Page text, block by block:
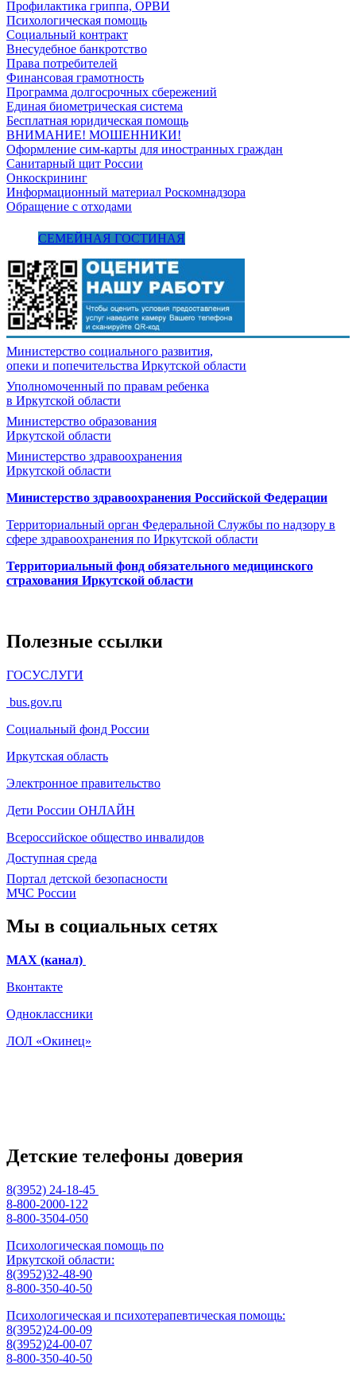
Профилактика гриппа, ОРВИ
Психологическая помощь
Социальный контракт
Внесудебное банкротство
Права потребителей
Финансовая грамотность
Программа долгосрочных сбережений
Единая биометрическая система
Бесплатная юридическая помощь
ВНИМАНИЕ! МОШЕННИКИ!
Оформление сим-карты для иностранных граждан
Санитарный щит России
Онкоскрининг
Информационный материал Роскомнадзора
Обращение с отходами
СЕМЕЙНАЯ ГОСТИНАЯ
Министерство социального развития,
опеки и попечительства Иркутской области
Уполномоченный по правам ребенка
в Иркутской области
Министерство образования
Иркутской области
Министерство здравоохранения
Иркутской области
Министерство здравоохранения Росcийской Федерации
Территориальный орган Федеральной Службы по надзору в
сфере здравоохранения по Иркутской области
Территориальный фонд обязательного медицинского
страхования Иркутской области
Полезные ссылки
ГОСУСЛУГИ
bus.gov.ru
Социальный фонд России
Иркутская область
Электронное правительство
Дети России ОНЛАЙН
Всероссийское общество инвалидов
Доступная среда
Портал детской безопасности
МЧС России
Мы в социальных сетях
МАХ (канал)
Вконтакте
Одноклассники
ЛОЛ «Окинец»
Детские телефоны доверия
8(3952) 24-18-45
8-800-2000-122
8-800-3504-050
Психологическая помощь по
Иркутской области:
8(3952)32-48-90
8-800-350-40-50
Психологическая и психотерапевтическая помощь:
8(3952)24-00-09
8(3952)24-00-07
8-800-350-40-50